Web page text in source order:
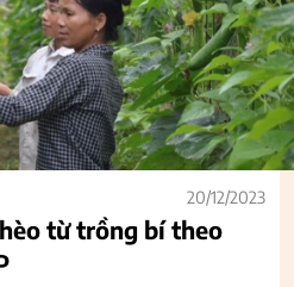
20/12/2023
từ trồng bí theo